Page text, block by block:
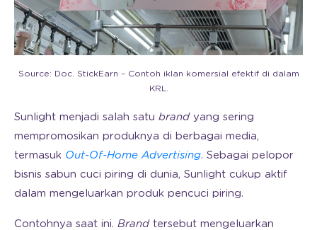
Source: Doc. StickEarn – Contoh iklan komersial efektif di dalam
KRL.
Sunlight menjadi salah satu brand yang sering
mempromosikan produknya di berbagai media,
termasuk Out-Of-Home Advertising. Sebagai pelopor
bisnis sabun cuci piring di dunia, Sunlight cukup aktif
dalam mengeluarkan produk pencuci piring.
Contohnya saat ini. Brand tersebut mengeluarkan